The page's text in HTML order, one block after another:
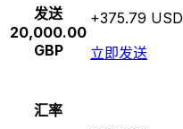
发送
20,000.00
GBP
+375.79 USD
立即发送
汇率